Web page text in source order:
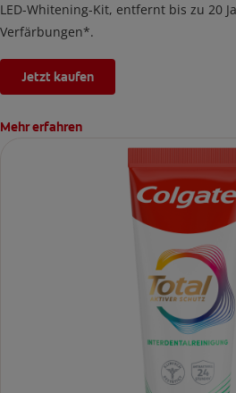
LED-Whitening-Kit, entfernt bis zu 20
Verfärbungen*.
Jetzt kaufen
Mehr erfahren